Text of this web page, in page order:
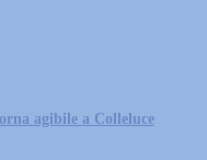
agibile a Colleluce